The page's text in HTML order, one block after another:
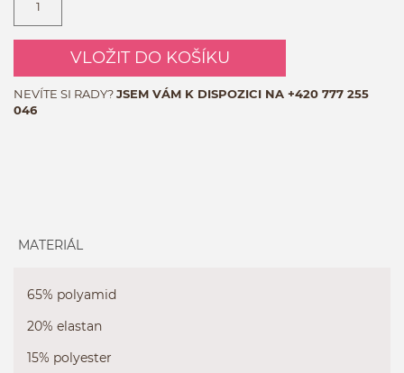
VLOŽIT DO KOŠÍKU
NEVÍTE SI RADY?JSEM VÁM K DISPOZICI NA +420 777 255
046
MATERIÁL
65% polyamid
20% elastan
15% polyester